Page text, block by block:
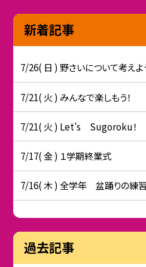
新着記事
7/26( 日 ) 野さいについて考えよ
7/21( 火 ) みんなで楽しもう！
7/21( 火 ) Let’s Sugoroku！
7/17( 金 ) １学期終業式
7/16( 木 ) 全学年 盆踊りの練習
過去記事